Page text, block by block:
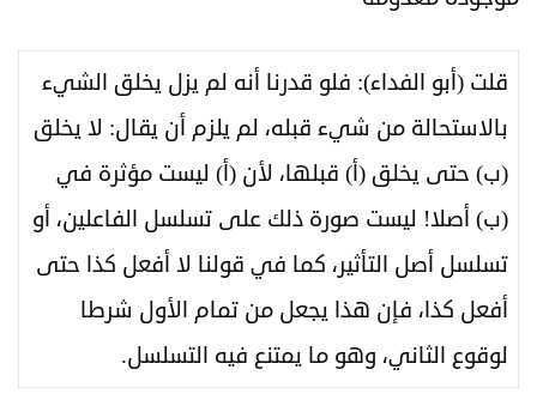
قلت (أبو الفداء): فلو قدرنا أنه لم يزل يخلق الشيء
بالاستحالة من شيء قبله، لم يلزم أن يقال: لا يخلق
(ب) حتى يخلق (أ) قبلها، لأن (أ) ليست مؤثرة في
(ب) أصلا! ليست صورة ذلك على تسلسل الفاعلين، أو
تسلسل أصل التأثير، كما في قولنا لا أفعل كذا حتى
أفعل كذا، فإن هذا يجعل من تمام الأول شرطا
لوقوع الثاني، وهو ما يمتنع فيه التسلسل.